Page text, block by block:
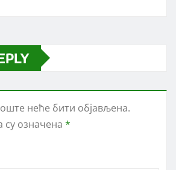
неће бити објављена.
означена *